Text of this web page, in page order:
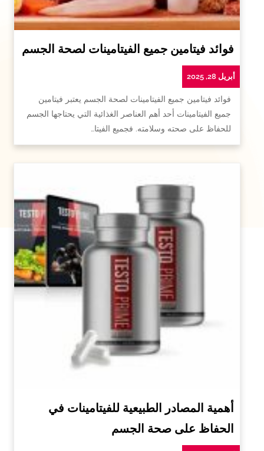
فوائد فيتامين جميع الفيتامينات لصحة الجسم
أبريل 28, 2025
فوائد فيتامين جميع الفيتامينات لصحة الجسم يعتبر فيتامين
جميع الفيتامينات أحد أهم العناصر الغذائية التي يحتاجها الجسم
للحفاظ على صحته وسلامته. فجميع الفيتا…
أهمية المصادر الطبيعية للفيتامينات في
الحفاظ على صحة الجسم